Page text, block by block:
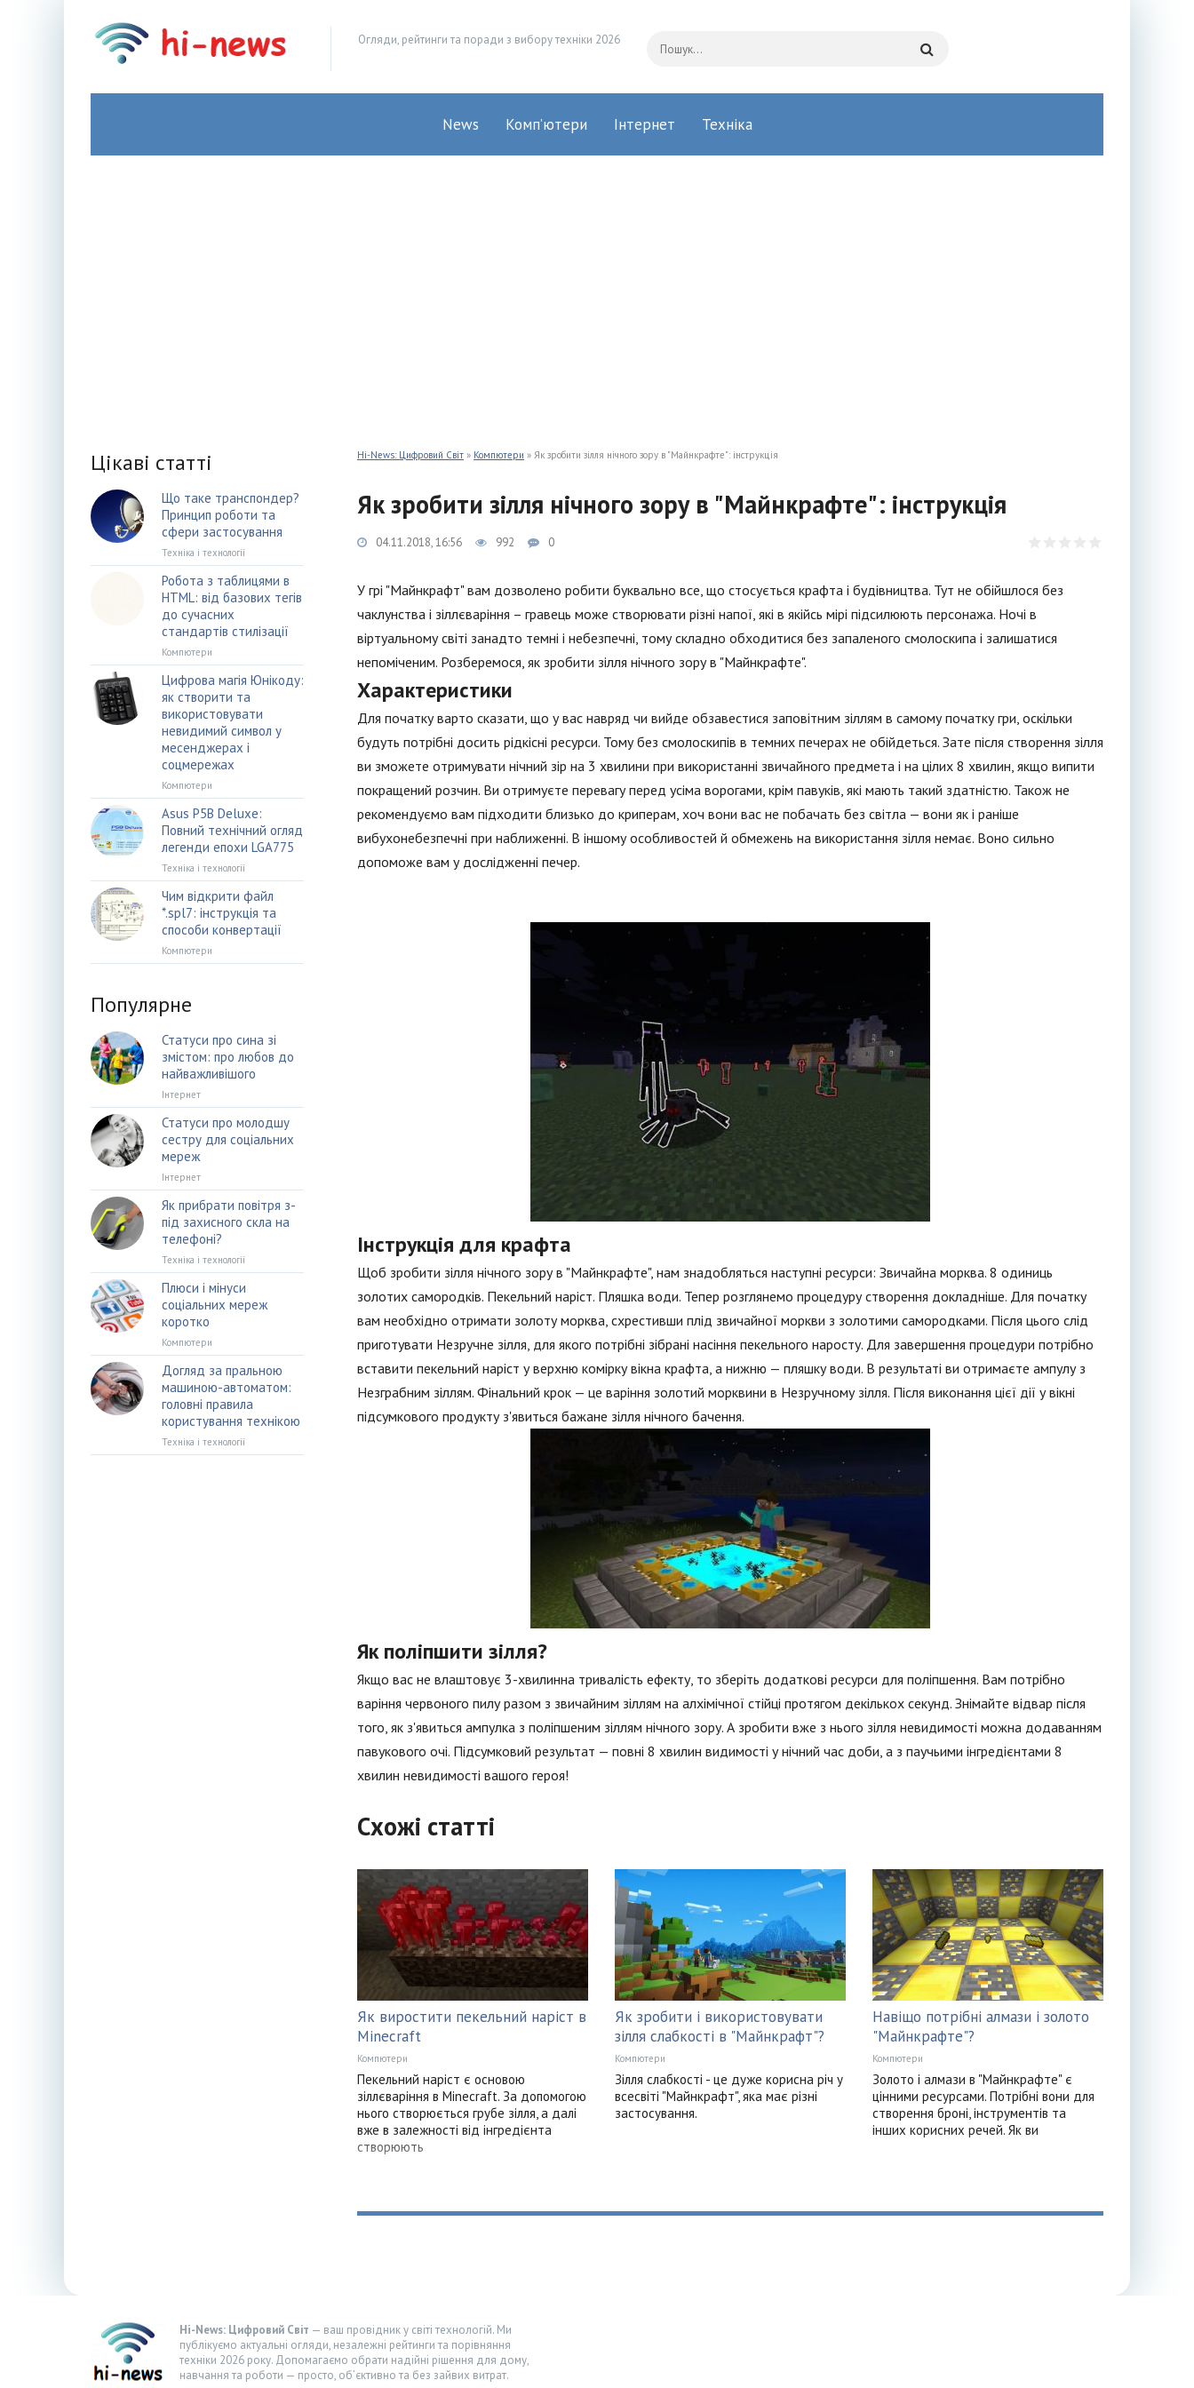
Огляди, рейтинги та поради з вибору техніки 2026
News Комп’ютери Інтернет Техніка
Hi-News: Цифровий Світ » Компютери » Як зробити зілля нічного зору в "Майнкрафте": інструкція
Як зробити зілля нічного зору в "Майнкрафте": інструкція
04.11.2018, 16:56 992 0
У грі "Майнкрафт" вам дозволено робити буквально все, що стосується крафта і будівництва. Тут не обійшлося без
чаклунства і зіллєваріння – гравець може створювати різні напої, які в якійсь мірі підсилюють персонажа. Ночі в
віртуальному світі занадто темні і небезпечні, тому складно обходитися без запаленого смолоскипа і залишатися
непоміченим. Розберемося, як зробити зілля нічного зору в "Майнкрафте".
Характеристики
Для початку варто сказати, що у вас навряд чи вийде обзавестися заповітним зіллям в самому початку гри, оскільки
будуть потрібні досить рідкісні ресурси. Тому без смолоскипів в темних печерах не обійдеться. Зате після створення зілля
ви зможете отримувати нічний зір на 3 хвилини при використанні звичайного предмета і на цілих 8 хвилин, якщо випити
покращений розчин. Ви отримуєте перевагу перед усіма ворогами, крім павуків, які мають такий здатністю. Також не
рекомендуємо вам підходити близько до криперам, хоч вони вас не побачать без світла — вони як і раніше
вибухонебезпечні при наближенні. В іншому особливостей й обмежень на використання зілля немає. Воно сильно
допоможе вам у дослідженні печер.
Інструкція для крафта
Щоб зробити зілля нічного зору в "Майнкрафте", нам знадобляться наступні ресурси: Звичайна морква. 8 одиниць
золотих самородків. Пекельний наріст. Пляшка води. Тепер розглянемо процедуру створення докладніше. Для початку
вам необхідно отримати золоту морква, схрестивши плід звичайної моркви з золотими самородками. Після цього слід
приготувати Незручне зілля, для якого потрібні зібрані насіння пекельного наросту. Для завершення процедури потрібно
вставити пекельний наріст у верхню комірку вікна крафта, а нижню — пляшку води. В результаті ви отримаєте ампулу з
Незграбним зіллям. Фінальний крок — це варіння золотий морквини в Незручному зілля. Після виконання цієї дії у вікні
підсумкового продукту з'явиться бажане зілля нічного бачення.
Як поліпшити зілля?
Якщо вас не влаштовує 3-хвилинна тривалість ефекту, то зберіть додаткові ресурси для поліпшення. Вам потрібно
варіння червоного пилу разом з звичайним зіллям на алхімічної стійці протягом декількох секунд. Знімайте відвар після
того, як з'явиться ампулка з поліпшеним зіллям нічного зору. А зробити вже з нього зілля невидимості можна додаванням
павукового очі. Підсумковий результат — повні 8 хвилин видимості у нічний час доби, а з паучьими інгредієнтами 8
хвилин невидимості вашого героя!
Схожі статті
Як виростити пекельний наріст в
Minecraft
Компютери
Пекельний наріст є основою
зіллєваріння в Minecraft. За допомогою
нього створюється грубе зілля, а далі
вже в залежності від інгредієнта
створюють
Як зробити і використовувати
зілля слабкості в "Майнкрафт"?
Компютери
Зілля слабкості - це дуже корисна річ у
всесвіті "Майнкрафт", яка має різні
застосування.
Навіщо потрібні алмази і золото
"Майнкрафте"?
Компютери
Золото і алмази в "Майнкрафте" є
цінними ресурсами. Потрібні вони для
створення броні, інструментів та
інших корисних речей. Як ви
Цікаві статті
Що таке транспондер?
Принцип роботи та
сфери застосування
Техніка і технології
Робота з таблицями в
HTML: від базових тегів
до сучасних
стандартів стилізації
Компютери
Цифрова магія Юнікоду:
як створити та
використовувати
невидимий символ у
месенджерах і
соцмережах
Компютери
Asus P5B Deluxe:
Повний технічний огляд
легенди епохи LGA775
Техніка і технології
Чим відкрити файл
*.spl7: інструкція та
способи конвертації
Компютери
Популярне
Статуси про сина зі
змістом: про любов до
найважливішого
Інтернет
Статуси про молодшу
сестру для соціальних
мереж
Інтернет
Як прибрати повітря з-
під захисного скла на
телефоні?
Техніка і технології
Плюси і мінуси
соціальних мереж
коротко
Компютери
Догляд за пральною
машиною-автоматом:
головні правила
користування технікою
Техніка і технології
Hi-News: Цифровий Світ — ваш провідник у світі технологій. Ми
публікуємо актуальні огляди, незалежні рейтинги та порівняння
техніки 2026 року. Допомагаємо обрати надійні рішення для дому,
навчання та роботи — просто, об’єктивно та без зайвих витрат.